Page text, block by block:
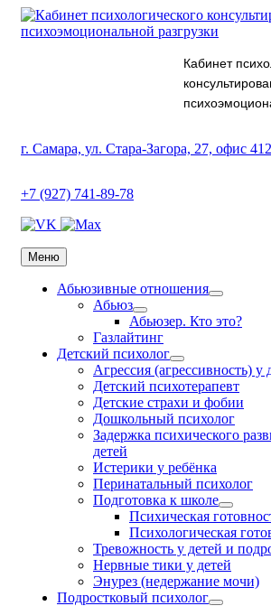
Кабинет
г. Самара, ул. Стара-Загора, 27, офис 412
+7 (927) 741-89-78
Меню
Абьюзивные отношения
Абьюз
Абьюзер. Кто это?
Газлайтинг
Детский психолог
Агрессия (агрессивность) у
Детский психотерапевт
Детские страхи и фобии
Дошкольный психолог
Задержка психического
детей
Истерики у ребёнка
Перинатальный психолог
Подготовка к школе
Психическая
Психологическая
Тревожность у детей и
Нервные тики у детей
Энурез (недержание мочи)
Подростковый психолог